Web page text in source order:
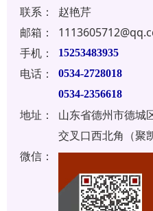
联系：
赵艳芹
邮箱：
手机：
15253483935
电话：
0534-2728018
0534-2356618
地址：
山东省德州市德城
交叉口西北角（聚
微信：